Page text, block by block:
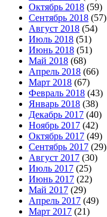
Октябрь 2018 (59)
Сентябрь 2018 (57)
Август 2018 (54)
Июль 2018 (51)
Июнь 2018 (51)
Май 2018 (68)
Апрель 2018 (66)
Март 2018 (67)
Февраль 2018 (43)
Январь 2018 (38)
Декабрь 2017 (40)
Ноябрь 2017 (42)
Октябрь 2017 (49)
Сентябрь 2017 (29)
Август 2017 (30)
Июль 2017 (25)
Июнь 2017 (22)
Май 2017 (29)
Апрель 2017 (49)
Март 2017 (21)